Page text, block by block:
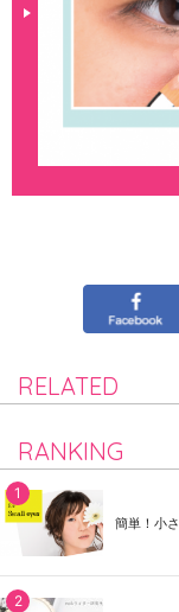
RELATED
RANKING
簡単！小